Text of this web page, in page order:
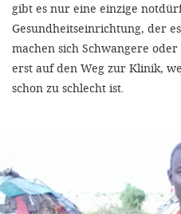
gibt es nur eine einzige
Gesundheitseinrichtung, der
machen sich Schwangere
erst auf den Weg zur Klinik,
schon zu schlecht ist.